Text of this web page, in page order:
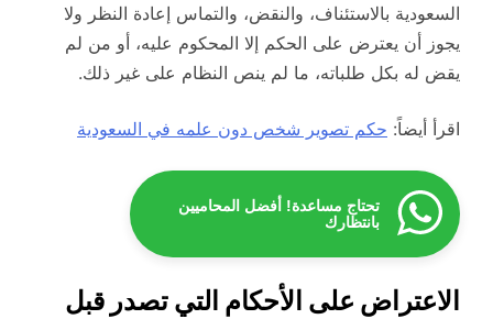
السعودية بالاستئناف، والنقض، والتماس إعادة النظر ولا
يجوز أن يعترض على الحكم إلا المحكوم عليه، أو من لم
يقض له بكل طلباته، ما لم ينص النظام على غير ذلك.
اقرأ أيضاً: حكم تصوير شخص دون علمه في السعودية
تحتاج مساعدة! أفضل المحاميين
بانتظارك
الاعتراض على الأحكام التي تصدر قبل